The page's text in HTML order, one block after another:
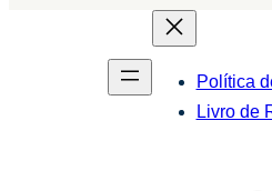
Política
Livro de